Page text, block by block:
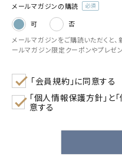
メールマガジンの購読
可
否
メールマガジンをご購読いただくと
ールマガジン限定クーポンやプレゼ
「会員規約」に同意する
「個人情報保護方針」と
意する